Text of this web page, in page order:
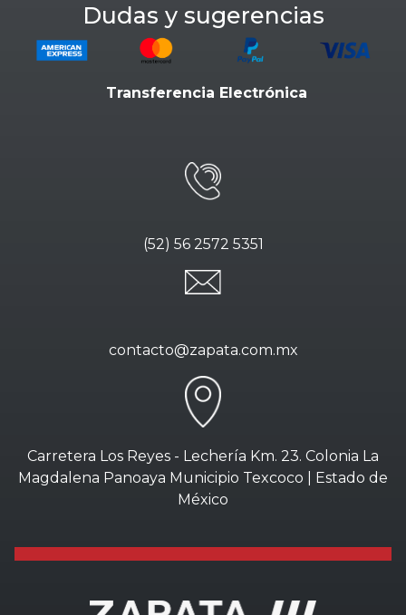
Dudas y sugerencias
Transferencia Electrónica
(52) 56 2572 5351
contacto@zapata.com.mx
Carretera Los Reyes - Lechería Km. 23. Colonia La
Magdalena Panoaya Municipio Texcoco | Estado de
México